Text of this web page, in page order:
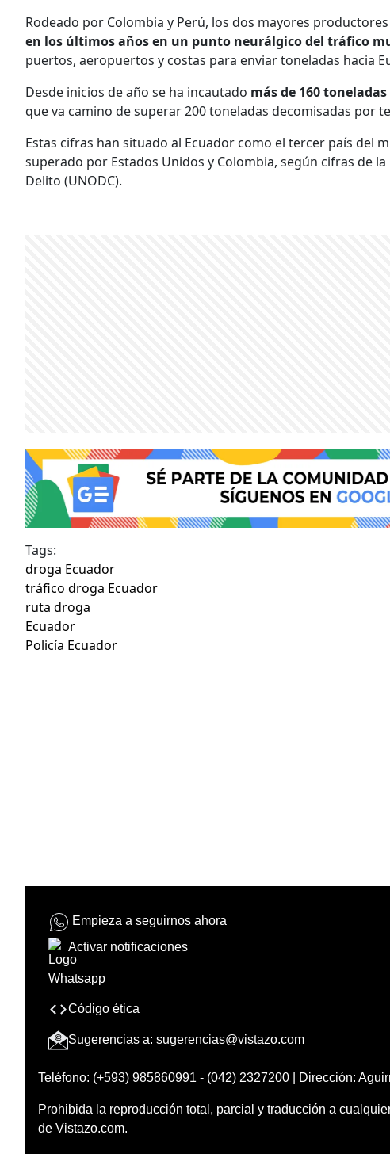
Rodeado por Colombia y Perú, los dos mayores
en los últimos años en un punto neurálgico del tráfico
puertos, aeropuertos y costas para enviar toneladas hacia
Desde inicios de año se ha incautado más de 160
que va camino de superar 200 toneladas decomisadas por
Estas cifras han situado al Ecuador como el tercer país del
superado por Estados Unidos y Colombia, según cifras de
Delito (UNODC).
Tags:
droga Ecuador
tráfico droga Ecuador
ruta droga
Ecuador
Policía Ecuador
Empieza a seguirnos ahora
Activar notificaciones
Código ética
Sugerencias a: sugerencias@vistazo.com
Teléfono: (+593) 985860991 - (042) 2327200 | Dirección:
Prohibida la reproducción total, parcial y traducción a
de Vistazo.com.